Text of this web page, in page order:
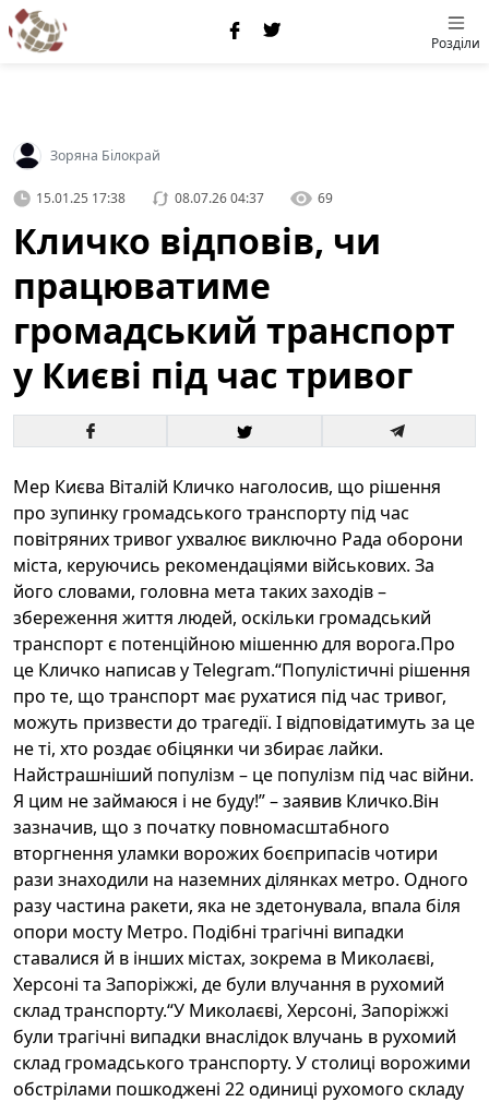
Розділи
Зоряна Білокрай
15.01.25 17:38 08.07.26 04:37 69
Кличко відповів, чи
працюватиме
громадський транспорт
у Києві під час тривог
Мер Києва Віталій Кличко наголосив, що рішення
про зупинку громадського транспорту під час
повітряних тривог ухвалює виключно Рада оборони
міста, керуючись рекомендаціями військових. За
його словами, головна мета таких заходів –
збереження життя людей, оскільки громадський
транспорт є потенційною мішенню для ворога.Про
це Кличко написав у Telegram.“Популістичні рішення
про те, що транспорт має рухатися під час тривог,
можуть призвести до трагедії. І відповідатимуть за це
не ті, хто роздає обіцянки чи збирає лайки.
Найстрашніший популізм – це популізм під час війни.
Я цим не займаюся і не буду!” – заявив Кличко.Він
зазначив, що з початку повномасштабного
вторгнення уламки ворожих боєприпасів чотири
рази знаходили на наземних ділянках метро. Одного
разу частина ракети, яка не здетонувала, впала біля
опори мосту Метро. Подібні трагічні випадки
ставалися й в інших містах, зокрема в Миколаєві,
Херсоні та Запоріжжі, де були влучання в рухомий
склад транспорту.“У Миколаєві, Херсоні, Запоріжжі
були трагічні випадки внаслідок влучань в рухомий
склад громадського транспорту. У столиці ворожими
обстрілами пошкоджені 22 одиниці рухомого складу